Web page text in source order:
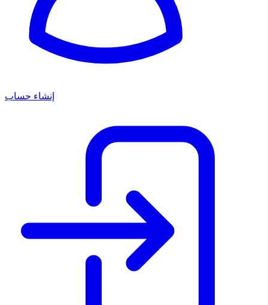
إنشاء حساب